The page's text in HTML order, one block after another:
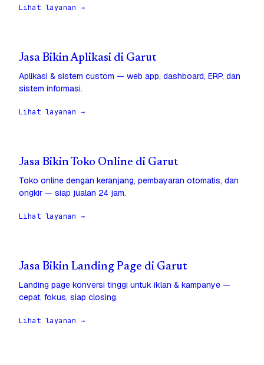
Lihat layanan →
Jasa Bikin Aplikasi di Garut
Aplikasi & sistem custom — web app, dashboard, ERP, dan
sistem informasi.
Lihat layanan →
Jasa Bikin Toko Online di Garut
Toko online dengan keranjang, pembayaran otomatis, dan
ongkir — siap jualan 24 jam.
Lihat layanan →
Jasa Bikin Landing Page di Garut
Landing page konversi tinggi untuk iklan & kampanye —
cepat, fokus, siap closing.
Lihat layanan →